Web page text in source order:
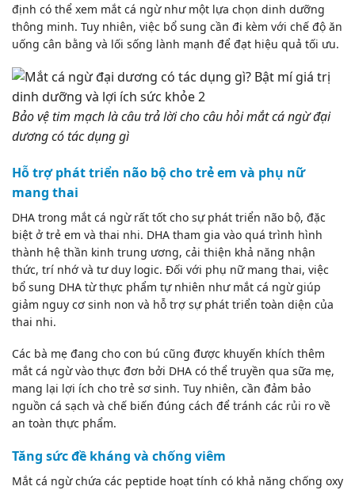
định có thể xem mắt cá ngừ như một lựa chọn dinh dưỡng
thông minh. Tuy nhiên, việc bổ sung cần đi kèm với chế độ ăn
uống cân bằng và lối sống lành mạnh để đạt hiệu quả tối ưu.
Bảo vệ tim mạch là câu trả lời cho câu hỏi mắt cá ngừ đại
dương có tác dụng gì
Hỗ trợ phát triển não bộ cho trẻ em và phụ nữ
mang thai
DHA trong mắt cá ngừ rất tốt cho sự phát triển não bộ, đặc
biệt ở trẻ em và thai nhi. DHA tham gia vào quá trình hình
thành hệ thần kinh trung ương, cải thiện khả năng nhận
thức, trí nhớ và tư duy logic. Đối với phụ nữ mang thai, việc
bổ sung DHA từ thực phẩm tự nhiên như mắt cá ngừ giúp
giảm nguy cơ sinh non và hỗ trợ sự phát triển toàn diện của
thai nhi.
Các bà mẹ đang cho con bú cũng được khuyến khích thêm
mắt cá ngừ vào thực đơn bởi DHA có thể truyền qua sữa mẹ,
mang lại lợi ích cho trẻ sơ sinh. Tuy nhiên, cần đảm bảo
nguồn cá sạch và chế biến đúng cách để tránh các rủi ro về
an toàn thực phẩm.
Tăng sức đề kháng và chống viêm
Mắt cá ngừ chứa các peptide hoạt tính có khả năng chống oxy